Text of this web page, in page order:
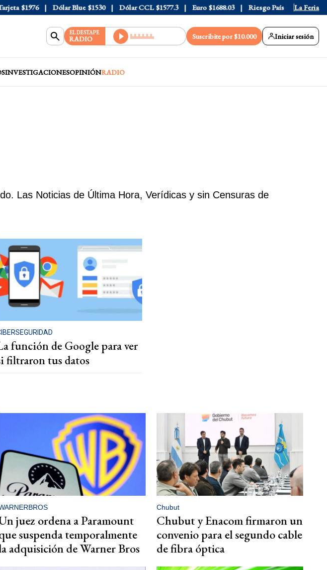
$1976 Dólar Blue $1530 Dólar CCL $1577.3 Euro $1688.03 Riesgo País 408 La Feria
EL DESTAPE
RADIO Suscribite por $10.000 Iniciar sesión
INVESTIGACIONESOPINIÓNRADIO
Las Noticias de Última Hora, Verídicas y sin Censuras de
función de Google para ver
filtraron tus datos
juez ordena a Paramount
suspenda temporalmente
adquisición de Warner Bros
Chubut
Chubut y Enacom firmaron un
convenio para el segundo cable
de fibra óptica